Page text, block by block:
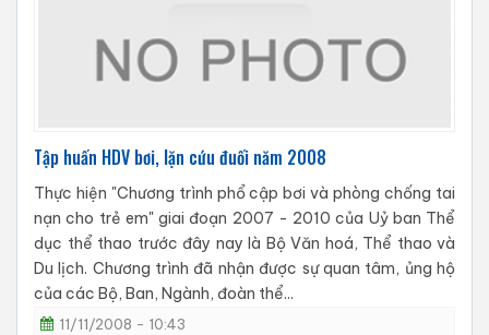
Tập huấn HDV bơi, lặn cứu đuối năm 2008
Thực hiện "Chương trình phổ cập bơi và phòng chống tai
nạn cho trẻ em" giai đoạn 2007 - 2010 của Uỷ ban Thể
dục thể thao trước đây nay là Bộ Văn hoá, Thể thao và
Du lịch. Chương trình đã nhận được sự quan tâm, ủng hộ
của các Bộ, Ban, Ngành, đoàn thể...
11/11/2008 - 10:43